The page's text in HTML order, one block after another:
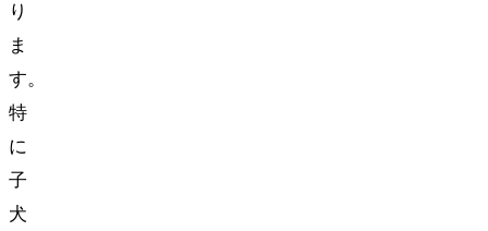
り
ま
す。
特
に
子
犬